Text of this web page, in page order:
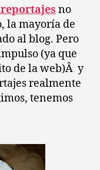
gastronómicos
no
la mayoría de
al blog. Pero
(ya que
de la web)Â y
realmente
tenemos